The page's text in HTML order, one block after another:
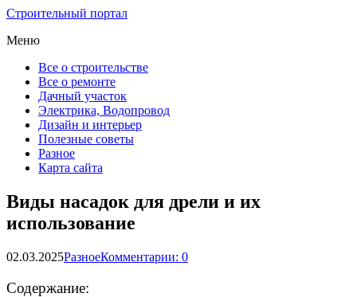
Строительный портал
Меню
Все о строительстве
Все о ремонте
Дачный участок
Электрика, Водопровод
Дизайн и интерьер
Полезные советы
Разное
Карта сайта
Виды насадок для дрели и их
использование
02.03.2025РазноеКомментарии: 0
Содержание: